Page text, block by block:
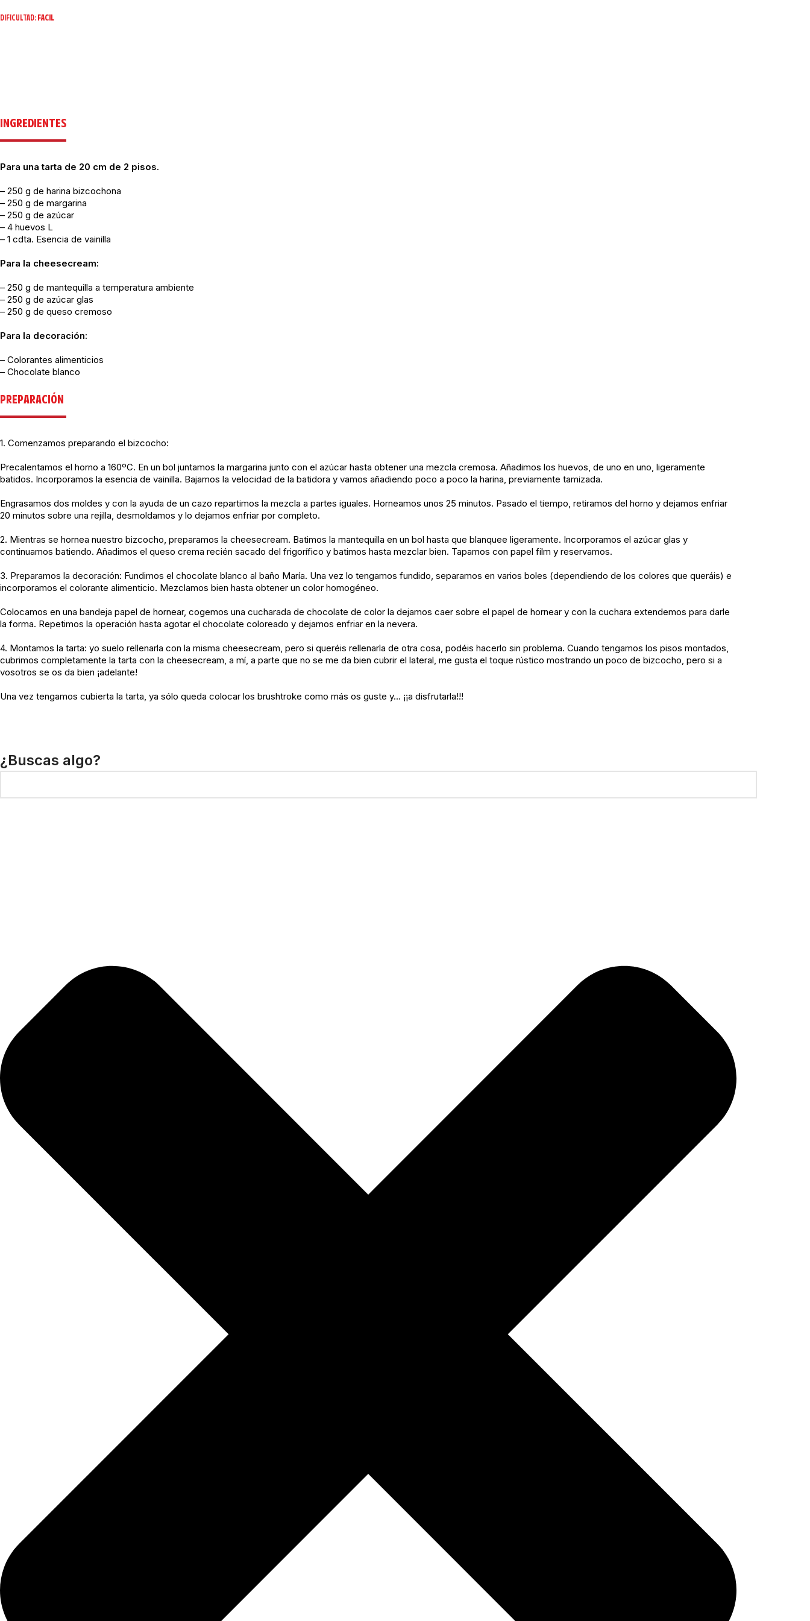
DIFICULTAD: FACIL
INGREDIENTES
Para una tarta de 20 cm de 2 pisos.
– 250 g de harina bizcochona
– 250 g de margarina
– 250 g de azúcar
– 4 huevos L
– 1 cdta. Esencia de vainilla
Para la cheesecream:
– 250 g de mantequilla a temperatura ambiente
– 250 g de azúcar glas
– 250 g de queso cremoso
Para la decoración:
– Colorantes alimenticios
– Chocolate blanco
PREPARACIÓN
1. Comenzamos preparando el bizcocho:
Precalentamos el horno a 160ºC. En un bol juntamos la margarina junto con el azúcar hasta obtener una mezcla cremosa. Añadimos los huevos, de uno en uno, ligeramente
batidos. Incorporamos la esencia de vainilla. Bajamos la velocidad de la batidora y vamos añadiendo poco a poco la harina, previamente tamizada.
Engrasamos dos moldes y con la ayuda de un cazo repartimos la mezcla a partes iguales. Horneamos unos 25 minutos. Pasado el tiempo, retiramos del horno y dejamos enfriar
20 minutos sobre una rejilla, desmoldamos y lo dejamos enfriar por completo.
2. Mientras se hornea nuestro bizcocho, preparamos la cheesecream. Batimos la mantequilla en un bol hasta que blanquee ligeramente. Incorporamos el azúcar glas y
continuamos batiendo. Añadimos el queso crema recién sacado del frigorífico y batimos hasta mezclar bien. Tapamos con papel film y reservamos.
3. Preparamos la decoración: Fundimos el chocolate blanco al baño María. Una vez lo tengamos fundido, separamos en varios boles (dependiendo de los colores que queráis) e
incorporamos el colorante alimenticio. Mezclamos bien hasta obtener un color homogéneo.
Colocamos en una bandeja papel de hornear, cogemos una cucharada de chocolate de color la dejamos caer sobre el papel de hornear y con la cuchara extendemos para darle
la forma. Repetimos la operación hasta agotar el chocolate coloreado y dejamos enfriar en la nevera.
4. Montamos la tarta: yo suelo rellenarla con la misma cheesecream, pero si queréis rellenarla de otra cosa, podéis hacerlo sin problema. Cuando tengamos los pisos montados,
cubrimos completamente la tarta con la cheesecream, a mí, a parte que no se me da bien cubrir el lateral, me gusta el toque rústico mostrando un poco de bizcocho, pero si a
vosotros se os da bien ¡adelante!
Una vez tengamos cubierta la tarta, ya sólo queda colocar los brushtroke como más os guste y… ¡¡a disfrutarla!!!
¿Buscas algo?